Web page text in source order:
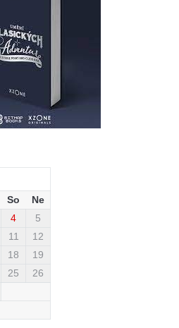
So Ne
4
5
11
12
18
19
25
26